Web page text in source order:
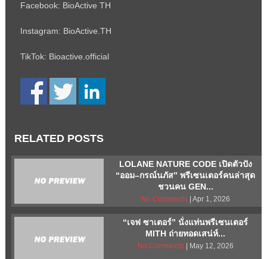
Facebook: BioActive TH
Instagram: BioActive.TH
TikTok: Bioactive.official
RELATED POSTS
LOLANE NATURE CODE เปิดตัวปัง
“ออม–กรณ์นภัส” พรีเซนเตอร์คนล่าสุด
ชวนคน GEN...
No Comments| Apr 1, 2026
“เจฟ ซาเตอร์” นั่งแท่นพรีเซนเตอร์
MITH ถ่ายทอดเสน่ห์...
No Comments| May 12, 2026